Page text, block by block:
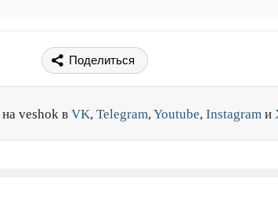
Поделиться
veshok в VK, Telegram, Youtube, Instagram и